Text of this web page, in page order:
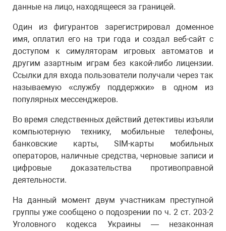
данные на лицо, находящееся за границей.
Один из фигурантов зарегистрировал доменное
имя, оплатил его на три года и создал веб-сайт с
доступом к симуляторам игровых автоматов и
другим азартным играм без какой-либо лицензии.
Ссылки для входа пользователи получали через так
называемую «службу поддержки» в одном из
популярных мессенджеров.
Во время следственных действий детективы изъяли
компьютерную технику, мобильные телефоны,
банковские карты, SIM-карты мобильных
операторов, наличные средства, черновые записи и
цифровые доказательства противоправной
деятельности.
На данный момент двум участникам преступной
группы уже сообщено о подозрении по ч. 2 ст. 203-2
Уголовного кодекса Украины — незаконная